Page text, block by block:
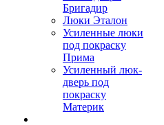
Бригадир
Люки Эталон
Усиленные люки
под покраску
Прима
Усиленный люк-
дверь под
покраску
Материк